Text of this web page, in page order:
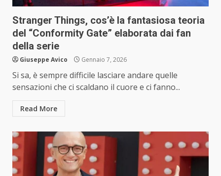
Stranger Things, cos’è la fantasiosa teoria
del “Conformity Gate” elaborata dai fan
della serie
Giuseppe Avico Gennaio 7, 2026
Si sa, è sempre difficile lasciare andare quelle
sensazioni che ci scaldano il cuore e ci fanno...
Read More